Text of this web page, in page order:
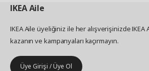
IKEAAile
IKEA Aile üyeliğiniz ile her alışverişinizde IKEA
kazanın ve kampanyaları kaçırmayın.
Üye Girişi / Üye Ol